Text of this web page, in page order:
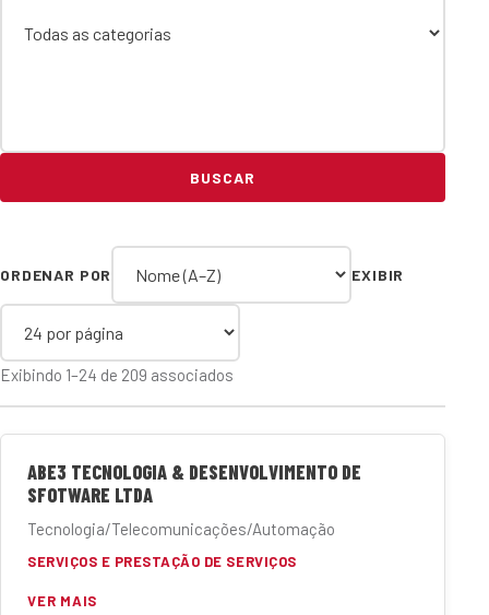
BUSCAR
ORDENAR POR EXIBIR
Exibindo 1–24 de 209 associados
ABE3 TECNOLOGIA & DESENVOLVIMENTO DE
SFOTWARE LTDA
Tecnologia/Telecomunicações/Automação
SERVIÇOS E PRESTAÇÃO DE SERVIÇOS
VER MAIS